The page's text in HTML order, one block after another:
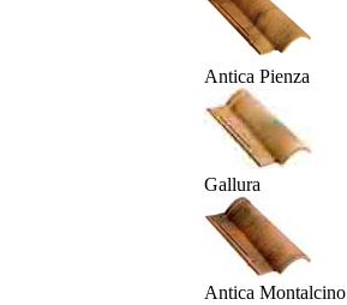
Antica Pienza
Gallura
Antica Montalcino